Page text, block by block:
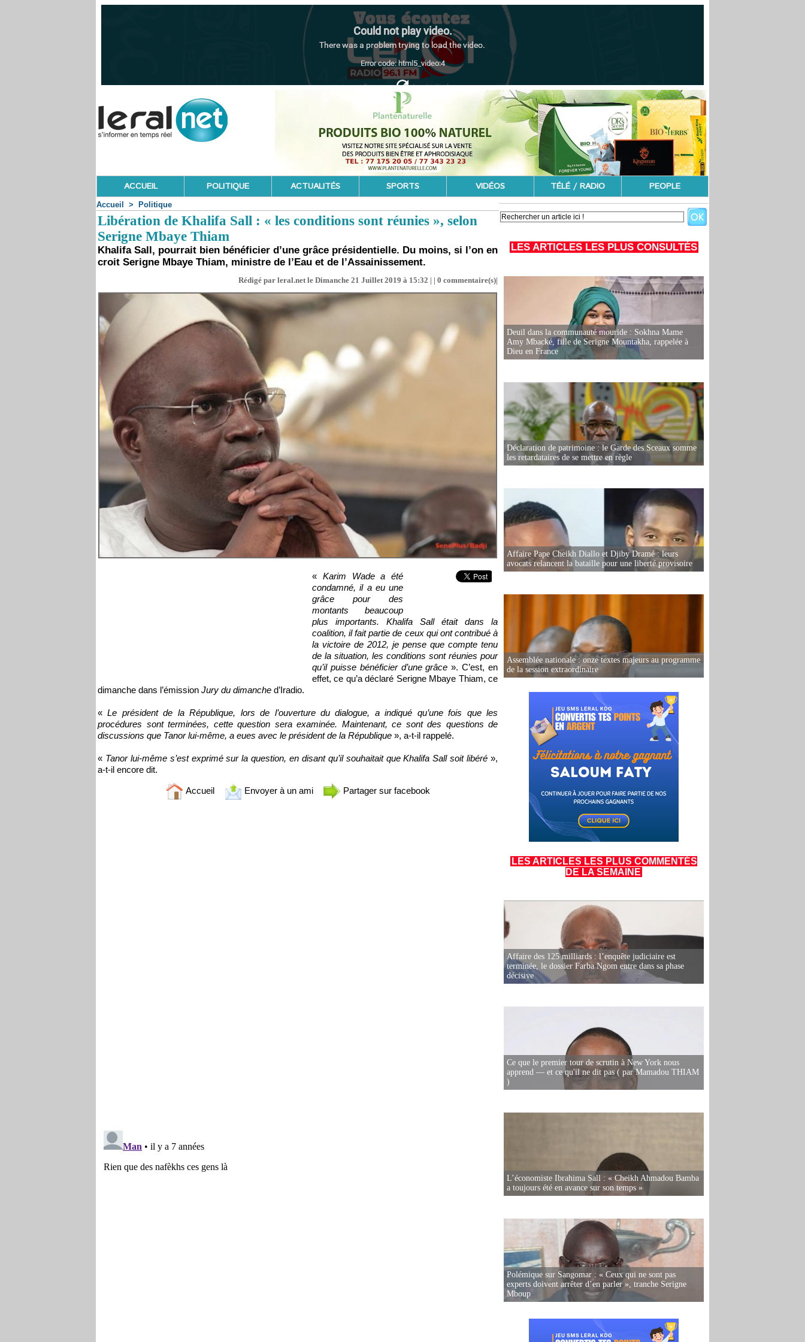
ACCUEIL POLITIQUE ACTUALITÉS SPORTS VIDÉOS TÉLÉ / RADIO PEOPLE
Accueil > Politique
Libération de Khalifa Sall : « les conditions sont réunies », selon
Serigne Mbaye Thiam
Khalifa Sall, pourrait bien bénéficier d’une grâce présidentielle. Du moins, si l’on en
croit Serigne Mbaye Thiam, ministre de l’Eau et de l’Assainissement.
Rédigé par leral.net le Dimanche 21 Juillet 2019 à 15:32 | | 0 commentaire(s)|
« Karim Wade a été
condamné, il a eu une
grâce pour des
montants beaucoup
plus importants. Khalifa Sall était dans la
coalition, il fait partie de ceux qui ont contribué à
la victoire de 2012, je pense que compte tenu
de la situation, les conditions sont réunies pour
qu’il puisse bénéficier d’une grâce ». C’est, en
effet, ce qu’a déclaré Serigne Mbaye Thiam, ce
dimanche dans l’émission Jury du dimanche d’Iradio.
« Le président de la République, lors de l’ouverture du dialogue, a indiqué qu’une fois que les
procédures sont terminées, cette question sera examinée. Maintenant, ce sont des questions de
discussions que Tanor lui-même, a eues avec le président de la République », a-t-il rappelé.
« Tanor lui-même s’est exprimé sur la question, en disant qu’il souhaitait que Khalifa Sall soit libéré »,
a-t-il encore dit.
Accueil Envoyer à un ami Partager sur facebook
LES ARTICLES LES PLUS CONSULTÉS
Deuil dans la communauté mouride : Sokhna Mame
Amy Mbacké, fille de Serigne Mountakha, rappelée à
Dieu en France
Déclaration de patrimoine : le Garde des Sceaux somme
les retardataires de se mettre en règle
Affaire Pape Cheikh Diallo et Djiby Dramé : leurs
avocats relancent la bataille pour une liberté provisoire
Assemblée nationale : onze textes majeurs au programme
de la session extraordinaire
LES ARTICLES LES PLUS COMMENTÉS
DE LA SEMAINE
Affaire des 125 milliards : l’enquête judiciaire est
terminée, le dossier Farba Ngom entre dans sa phase
décisive
Ce que le premier tour de scrutin à New York nous
apprend — et ce qu'il ne dit pas ( par Mamadou THIAM
)
L’économiste Ibrahima Sall : « Cheikh Ahmadou Bamba
a toujours été en avance sur son temps »
Polémique sur Sangomar : « Ceux qui ne sont pas
experts doivent arrêter d’en parler », tranche Serigne
Mboup